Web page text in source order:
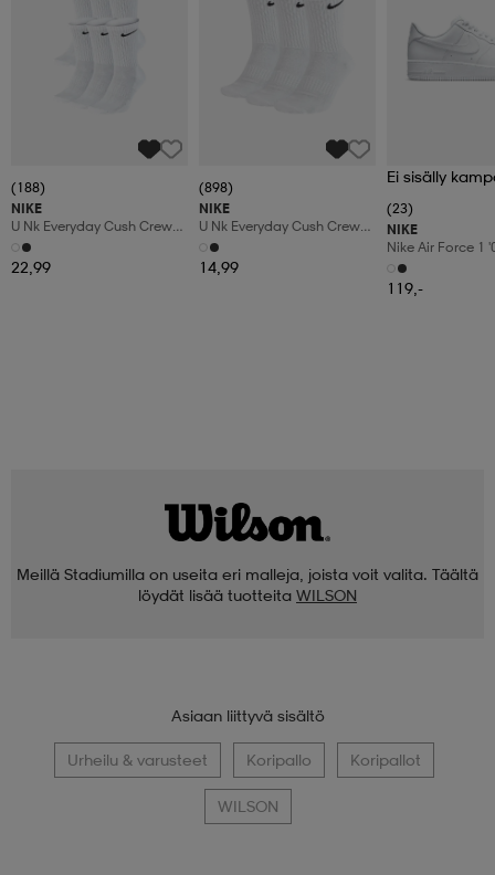
(188)
NIKE
U Nk Everyday Cush Crew
6pr-Bd
22,99
(898)
NIKE
U Nk Everyday Cush Crew
3pr
14,99
Ei sisälly
(23)
NIKE
Nike Air Force 1
Shoes
119,-
Meillä Stadiumilla on useita eri malleja, joista voit valita. Täältä
löydät lisää tuotteita WILSON
Asiaan liittyvä sisältö
Urheilu & varusteet Koripallo Koripallot
WILSON